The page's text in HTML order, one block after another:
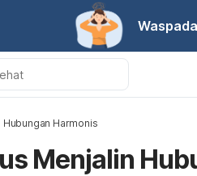
Hubungan Harmonis
Menjalin